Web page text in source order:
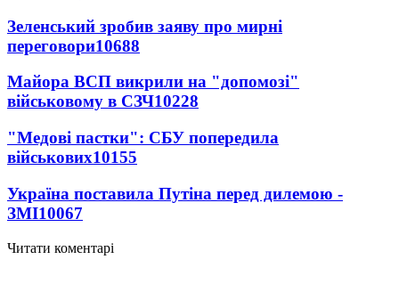
Зеленський зробив заяву про мирні
переговори10688
Майора ВСП викрили на "допомозі"
військовому в СЗЧ10228
"Медові пастки": СБУ попередила
військових10155
Україна поставила Путіна перед дилемою -
ЗМІ10067
Читати коментарі